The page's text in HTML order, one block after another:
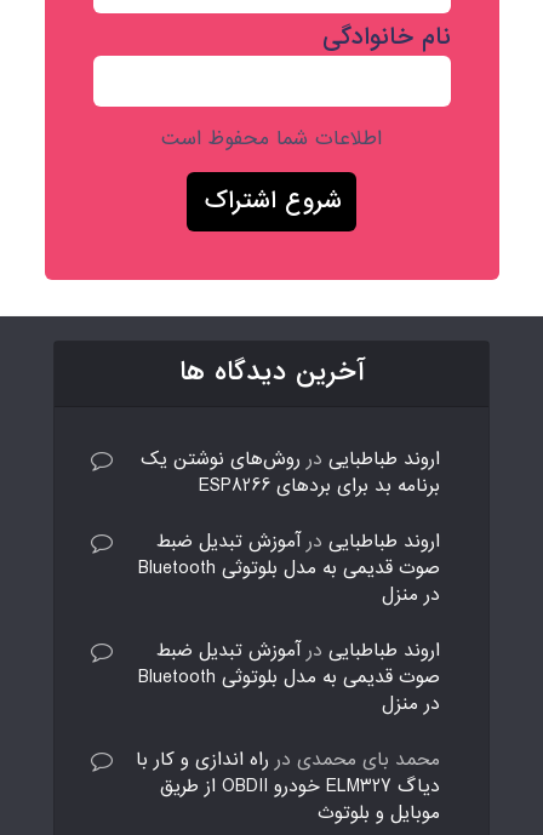
نام خانوادگی
اطلاعات شما محفوظ است
آخرین دیدگاه ها
اروند طباطبایی در روش‌های نوشتن یک
برنامه بد برای بردهای ESP8266
اروند طباطبایی درآموزش تبدیل ضبط
صوت قدیمی به مدل بلوتوثی Bluetooth
در منزل
اروند طباطبایی درآموزش تبدیل ضبط
صوت قدیمی به مدل بلوتوثی Bluetooth
در منزل
محمد بای محمدی در راه اندازی و کار با
دیاگ ELM327 خودرو OBDII از طریق
موبایل و بلوتوث